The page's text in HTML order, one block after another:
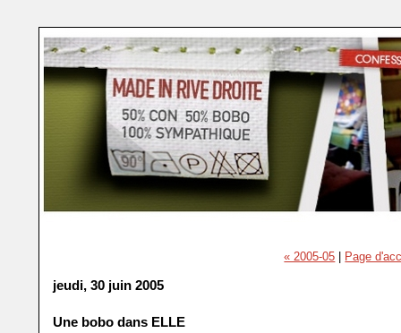
« 2005-05 Page
jeudi, 30 juin 2005
Une bobo dans ELLE